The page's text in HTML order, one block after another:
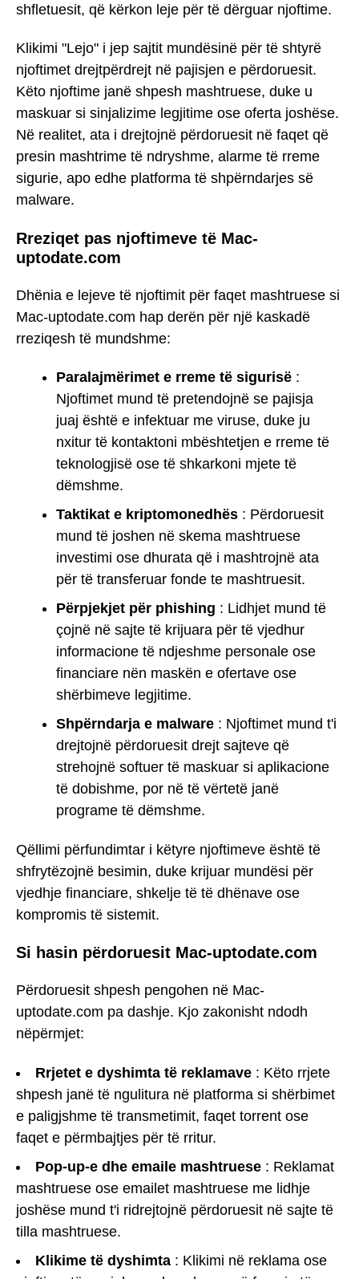
shfletuesit, që kërkon leje për të dërguar njoftime.
Klikimi "Lejo" i jep sajtit mundësinë për të shtyrë
njoftimet drejtpërdrejt në pajisjen e përdoruesit.
Këto njoftime janë shpesh mashtruese, duke u
maskuar si sinjalizime legjitime ose oferta joshëse.
Në realitet, ata i drejtojnë përdoruesit në faqet që
presin mashtrime të ndryshme, alarme të rreme
sigurie, apo edhe platforma të shpërndarjes së
malware.
Rreziqet pas njoftimeve të Mac-
uptodate.com
Dhënia e lejeve të njoftimit për faqet mashtruese si
Mac-uptodate.com hap derën për një kaskadë
rreziqesh të mundshme:
Paralajmërimet e rreme të sigurisë :
Njoftimet mund të pretendojnë se pajisja
juaj është e infektuar me viruse, duke ju
nxitur të kontaktoni mbështetjen e rreme të
teknologjisë ose të shkarkoni mjete të
dëmshme.
Taktikat e kriptomonedhës : Përdoruesit
mund të joshen në skema mashtruese
investimi ose dhurata që i mashtrojnë ata
për të transferuar fonde te mashtruesit.
Përpjekjet për phishing : Lidhjet mund të
çojnë në sajte të krijuara për të vjedhur
informacione të ndjeshme personale ose
financiare nën maskën e ofertave ose
shërbimeve legjitime.
Shpërndarja e malware : Njoftimet mund t'i
drejtojnë përdoruesit drejt sajteve që
strehojnë softuer të maskuar si aplikacione
të dobishme, por në të vërtetë janë
programe të dëmshme.
Qëllimi përfundimtar i këtyre njoftimeve është të
shfrytëzojnë besimin, duke krijuar mundësi për
vjedhje financiare, shkelje të të dhënave ose
kompromis të sistemit.
Si hasin përdoruesit Mac-uptodate.com
Përdoruesit shpesh pengohen në Mac-
uptodate.com pa dashje. Kjo zakonisht ndodh
nëpërmjet:
Rrjetet e dyshimta të reklamave : Këto rrjete
shpesh janë të ngulitura në platforma si shërbimet
e paligjshme të transmetimit, faqet torrent ose
faqet e përmbajtjes për të rritur.
Pop-up-e dhe emaile mashtruese : Reklamat
mashtruese ose emailet mashtruese me lidhje
joshëse mund t'i ridrejtojnë përdoruesit në sajte të
tilla mashtruese.
Klikime të dyshimta : Klikimi në reklama ose